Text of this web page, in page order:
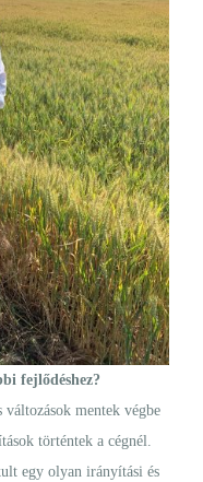
fejlődéshez?
mentek végbe
történtek a cégnél.
egy olyan irányítási és